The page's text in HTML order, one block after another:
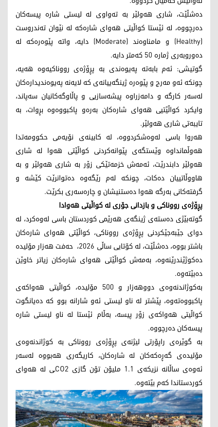
دەشڵێت، شاری هەولێر بە تەواوی لە لیستی شارە پیسەکان
دەرچووە، لە ئێستا کواڵیتی هەوای شارەکە لە نێوان تەندروست
(Healthy) و مامناوەند (Moderate) دایە، واتە پێوەرەکە لە
دەوروبەری ژمارە 50 کەمتر دایە.
گوتیشی: ئەم بابەتە پەیوەندی بە پڕۆژەی رووناکیەوە هەیە،
چونکە ئەو مەرج و پێوەرە ژینگەییانەی کە لایەنە پەیوەندیدارەکان
لەسەر کارگە و دامەزراوە پیشەسازیی و پاڵاوگەکانیان سەپاند،
وایکرد کواڵێتیی هەوای شارەکان بەرەو پاکبووەوە بڕوات، بە
تایبەتی شاری هەولێر.
هەروا باسی لەوەشکردووە، لە کابینەی نۆیەمی حکوومەتدا
هەوڵمانداوە وێستگەی پێوانەکردنی کواڵێتی هەوا لە شاری
هەولێر دابندرێت، ئەمەش خزمەتێکی زۆر بە شاری هەولێر و بە
هاووڵاتییان دەکات، چونکە لەم رێگەوە دەتوانرێت کێشە و
گرفتەکانی بەرگە هەوا دەستنیشان و چارەسەری بکرێت.
پڕۆژەی رووناکی و بازدانی جۆری لە کواڵیتی هەوادا
گوتەبێژی دەستەی ژینگەی هەرێمی کوردستان باسی لەوەکرد، لە
دوای جێبەجێکردنی پڕۆژەی رووناکی، کواڵێتی هەوای شارەکان
باشتر بووە، دەشڵێت، لە کۆتایی ساڵی 2026، حەفت هەزار مۆلیدە
دەکوژێندرێنەوە، بەمەش کواڵێتی هەوای شارەکان زیاتر خاوێن
دەبێتەوە.
بەکوژاندنەوەی دووهەزار و 500 مۆلیدە، کواڵیتی هەواکەی
پاکبووەتەوە، پێشتر لە ناو لیستی ئەو شارانە بوو کە دەیانگوت
کواڵیتی هەواکەی زۆر پیسە، بەڵام ئێستا لە ناو لیستی شارە
پیسەکان دەرچووە.
بە گوێرەی راپۆرتی لیژنەی پڕۆژەی رووناکی بە کوژاندنەوەی
مۆلیدەی گەڕەکەکان لە شارەکان، کاریگەری هەبووە لەسەر
ئەوەی ساڵانە نزیکەی 1.1 ملیۆن تۆن گازی CO2ـی لە هەوای
کوردستاندا کەم بێتەوە.